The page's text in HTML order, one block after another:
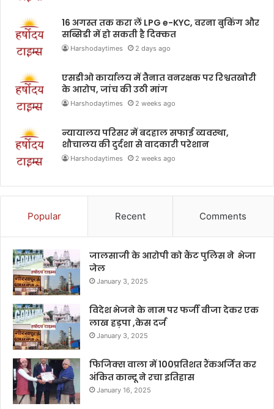
16 अगस्त तक करा लें LPG e-KYC, वरना बुकिंग और
सब्सिडी में हो सकती है दिक्कत
Harshodaytimes 2 days ago
एसडीओ कार्यालय में तैनात वनरक्षक पर रिश्वतखोरी
के आरोप, जांच की उठी मांग
Harshodaytimes 2 weeks ago
न्यायालय परिसर में बदहाल सफाई व्यवस्था,
शौचालय की दुर्दशा से वादकारी परेशान
Harshodaytimes 2 weeks ago
Popular Recent Comments
जालसाजी के आरोपी को कैंट पुलिस ने भेजा
जेल
January 3, 2025
विदेश भेजने के नाम पर फर्जी वीजा देकर एक
लाख हड़पा ,केस दर्ज
January 3, 2025
फिजिक्स वाला में 100प्रतिशत रैंकअर्जित कर
अंकित कान्दू ने रचा इतिहास
January 16, 2025